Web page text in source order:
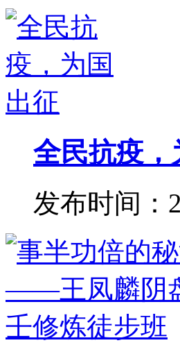
全民抗疫，
发布时间：